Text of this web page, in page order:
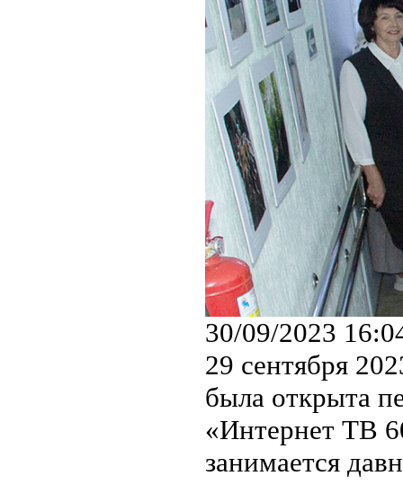
30/09/2023
29 сентября
была открыта
«Интернет ТВ
занимается